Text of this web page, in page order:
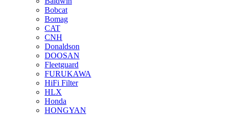
Bobcat
Bomag
CAT
CNH
Donaldson
DOOSAN
Fleetguard
FURUKAWA
HiFi Filter
HLX
Honda
HONGYAN